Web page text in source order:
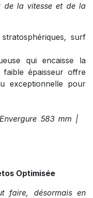
de la vitesse et de la
surf
qui encaisse la
épaisseur offre
exceptionnelle pour
583 mm |
Optimisée
faire, désormais en